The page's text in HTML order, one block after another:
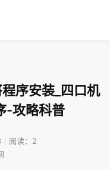
序安装_四口机
-攻略科普
阅读：2